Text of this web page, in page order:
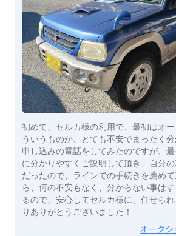
初めて、セルカ様の利用で、最初はオ
ういうものか、とても不安でまったく分
申し込みの電話をしてみたのですが、
に分かりやすくご説明して頂き、自分
だったので、ラインでの手続きを薦め
ら、何の不安もなく、分からない事は
るので、安心してセルカ様に、任せら
りありがとうございました！
オーク